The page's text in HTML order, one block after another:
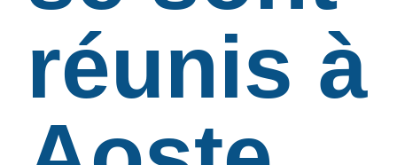
réunis à